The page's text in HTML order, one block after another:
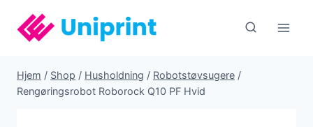
indhold
Hjem / Shop / Husholdning / Robotstøvsugere /
Rengøringsrobot Roborock Q10 PF Hvid